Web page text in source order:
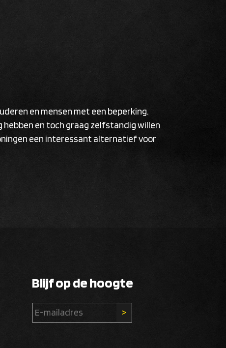
en mensen met een beperking.
en toch graag zelfstandig willen
een interessant alternatief voor
Blijf op de hoogte